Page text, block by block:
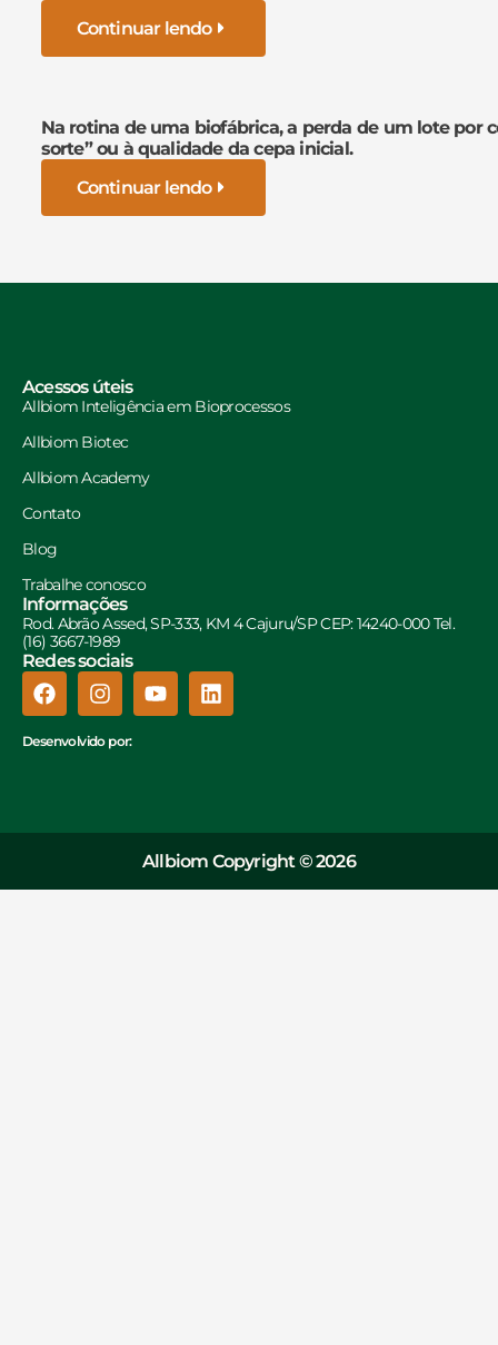
Continuar lendo
Na rotina de uma biofábrica, a perda de um lote por
sorte” ou à qualidade da cepa inicial.
Continuar lendo
Acessos úteis
Allbiom Inteligência em Bioprocessos
Allbiom Biotec
Allbiom Academy
Contato
Blog
Trabalhe conosco
Informações
Rod. Abrão Assed, SP-333, KM 4 Cajuru/SP CEP: 14240-000 Tel.
(16) 3667-1989
Redes sociais
Desenvolvido por:
Allbiom Copyright © 2026